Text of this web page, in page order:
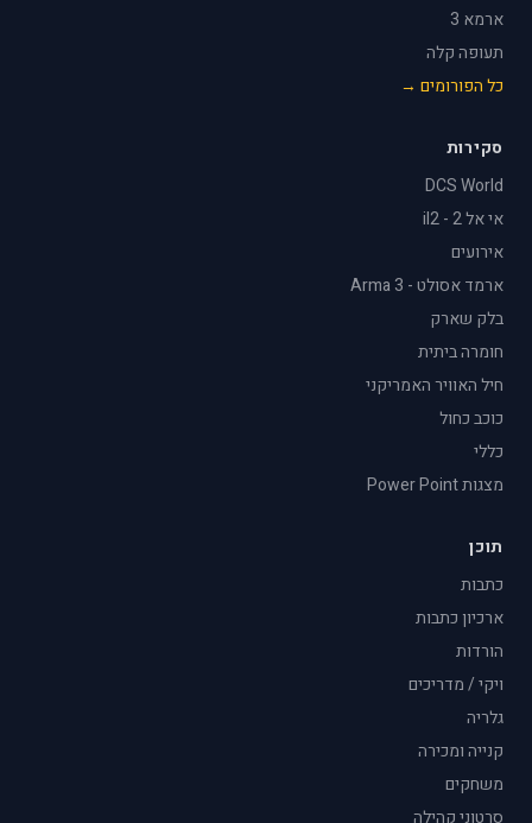
ארמא 3
תעופה קלה
כל הפורומים →
סקירות
DCS World
אי אל 2 - il2
אירועים
ארמד אסולט - Arma 3
בלק שארק
חומרה ביתית
חיל האוויר האמריקני
כוכב כחול
כללי
מצגות Power Point
תוכן
כתבות
ארכיון כתבות
הורדות
ויקי / מדריכים
גלריה
קנייה ומכירה
משחקים
סרטוני קהילה